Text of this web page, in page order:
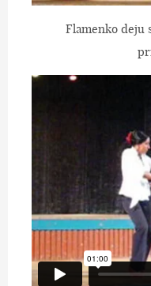
Flamenko deju